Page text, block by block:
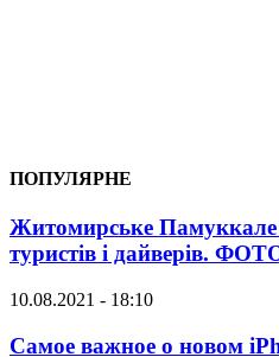
ПОПУЛЯРНЕ
Житомирське Памуккале
туристів і дайверів.
10.08.2021 - 18:10
Самое важное о новом